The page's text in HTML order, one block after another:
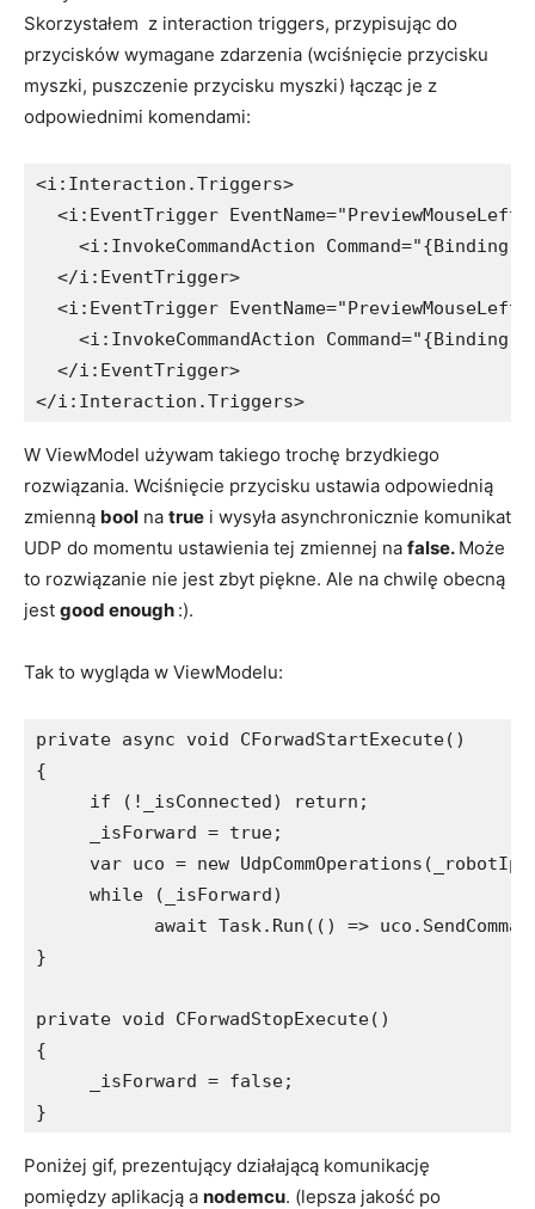
Skorzystałem z interaction triggers, przypisując do
przycisków wymagane zdarzenia (wciśnięcie przycisku
myszki, puszczenie przycisku myszki) łącząc je z
odpowiednimi komendami:
<i:Interaction.Triggers>
<i:EventTrigger
<i:InvokeCommandAction Command="{Binding
  </i:EventTrigger>
<i:EventTrigger
<i:InvokeCommandAction Command="{Binding
  </i:EventTrigger>
</i:Interaction.Triggers>
W ViewModel używam takiego trochę brzydkiego
rozwiązania. Wciśnięcie przycisku ustawia odpowiednią
zmienną bool na true i wysyła asynchronicznie komunikat
UDP do momentu ustawienia tej zmiennej na false. Może
to rozwiązanie nie jest zbyt piękne. Ale na chwilę obecną
jest good enough :).
Tak to wygląda w ViewModelu:
private async void CForwadStartExecute()
{
     if (!_isConnected) return;
     _isForward = true;
var uco = new
     while (_isForward)
await Task.Run(() =>
}
private void CForwadStopExecute()
{
     _isForward = false;
}
Poniżej gif, prezentujący działającą komunikację
pomiędzy aplikacją a nodemcu. (lepsza jakość po